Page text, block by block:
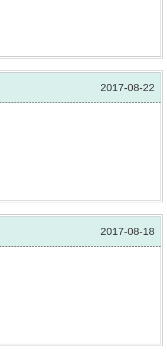
2017-08-22
2017-08-18